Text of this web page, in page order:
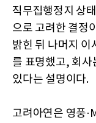
직무집행정지 상
으로 고려한 결정
밝힌 뒤 나머지 이
를 표명했고, 회사
있다는 설명이다.
고려아연은 영풍